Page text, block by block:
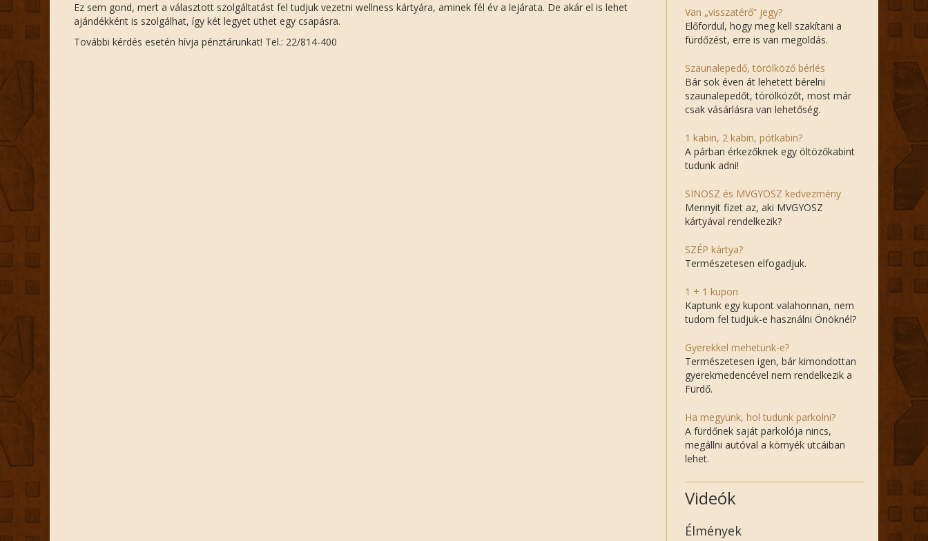
Ez sem gond, mert a választott szolgáltatást fel tudjuk vezetni wellness kártyára, aminek fél év a lejárata. De akár el is lehet
ajándékként is szolgálhat, így két legyet üthet egy csapásra.
További kérdés esetén hívja pénztárunkat! Tel.: 22/814-400
Van „visszatérő” jegy?
Előfordul, hogy meg kell szakítani a
fürdőzést, erre is van megoldás.
Szaunalepedő, törölköző bérlés
Bár sok éven át lehetett bérelni
szaunalepedőt, törölközőt, most már
csak vásárlásra van lehetőség.
1 kabin, 2 kabin, pótkabin?
A párban érkezőknek egy öltözőkabint
tudunk adni!
SINOSZ és MVGYOSZ kedvezmény
Mennyit fizet az, aki MVGYOSZ
kártyával rendelkezik?
SZÉP kártya?
Természetesen elfogadjuk.
1 + 1 kupon
Kaptunk egy kupont valahonnan, nem
tudom fel tudjuk-e használni Önöknél?
Gyerekkel mehetünk-e?
Természetesen igen, bár kimondottan
gyerekmedencével nem rendelkezik a
Fürdő.
Ha megyünk, hol tudunk parkolni?
A fürdőnek saját parkolója nincs,
megállni autóval a környék utcáiban
lehet.
Videók
Élmények